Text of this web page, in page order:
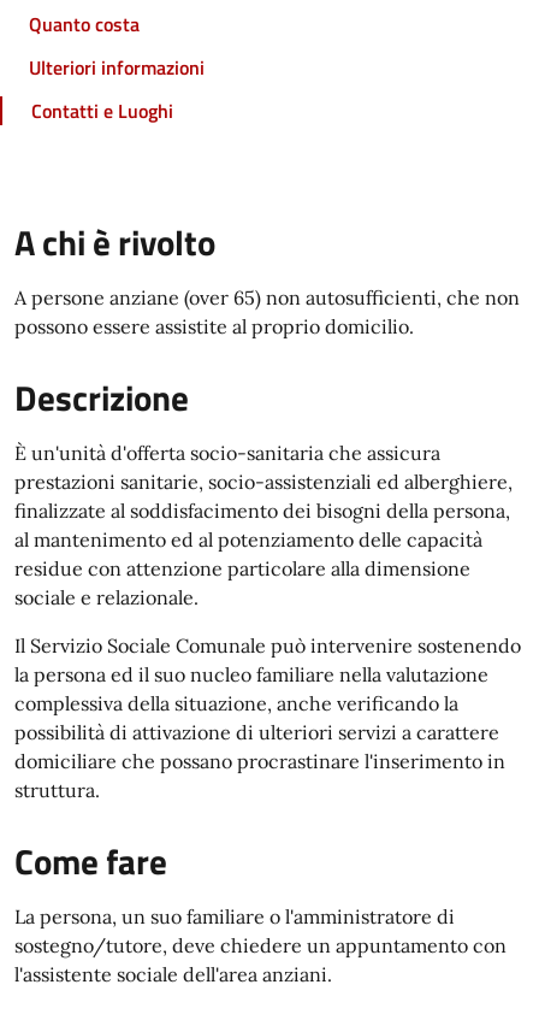
Quanto costa
Ulteriori informazioni
Contatti e Luoghi
A chi è rivolto
A persone anziane (over 65) non autosufficienti, che non
possono essere assistite al proprio domicilio.
Descrizione
È un'unità d'offerta socio-sanitaria che assicura
prestazioni sanitarie, socio-assistenziali ed alberghiere,
finalizzate al soddisfacimento dei bisogni della persona,
al mantenimento ed al potenziamento delle capacità
residue con attenzione particolare alla dimensione
sociale e relazionale.
Il Servizio Sociale Comunale può intervenire sostenendo
la persona ed il suo nucleo familiare nella valutazione
complessiva della situazione, anche verificando la
possibilità di attivazione di ulteriori servizi a carattere
domiciliare che possano procrastinare l'inserimento in
struttura.
Come fare
La persona, un suo familiare o l'amministratore di
sostegno/tutore, deve chiedere un appuntamento con
l'assistente sociale dell'area anziani.